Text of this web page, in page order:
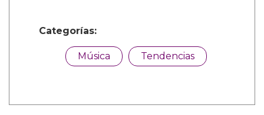
Categorías:
Música Tendencias